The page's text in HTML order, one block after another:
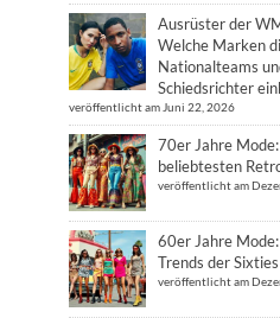
Ausrüster der
Welche Marken
Nationalteams
Schiedsrichter
veröffentlicht am Juni 22, 2026
70er Jahre
beliebtesten
veröffentlicht am
60er Jahre
Trends der Sixties
veröffentlicht am